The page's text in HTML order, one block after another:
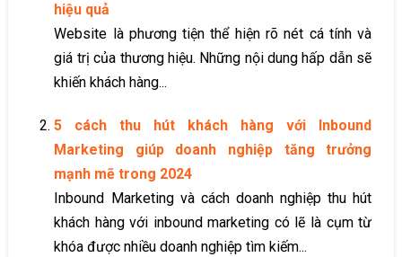
hiệu quả
Website là phương tiện thể hiện rõ nét cá tính và
giá trị của thương hiệu. Những nội dung hấp dẫn sẽ
khiến khách hàng...
5 cách thu hút khách hàng với Inbound
Marketing giúp doanh nghiệp tăng trưởng
mạnh mẽ trong 2024
Inbound Marketing và cách doanh nghiệp thu hút
khách hàng với inbound marketing có lẽ là cụm từ
khóa được nhiều doanh nghiệp tìm kiếm...